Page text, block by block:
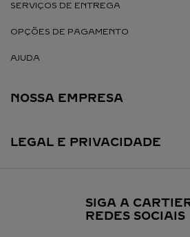
SERVIÇOS DE ENTREGA
OPÇÕES DE PAGAMENTO
AJUDA
NOSSA EMPRESA
LEGAL E PRIVACIDADE
SIGA A
REDES SOCIAIS